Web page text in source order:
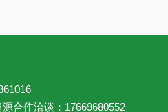
合作洽谈：17669680552